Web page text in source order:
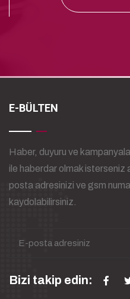
E-BÜLTEN
Haber, duyuru ve
ile haberdar olmak isterseniz
posta adresinizi ve gsm
kaydolabilirsiniz.
Bizi takip edin: